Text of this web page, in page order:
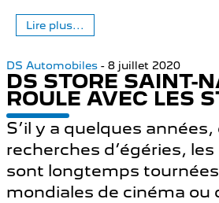
Lire plus...
DS Automobiles - 8 juillet 2020
DS STORE SAINT-
ROULE AVEC LES
S’il y a quelques
recherches d’égéries,
sont longtemps
mondiales de cinéma ou